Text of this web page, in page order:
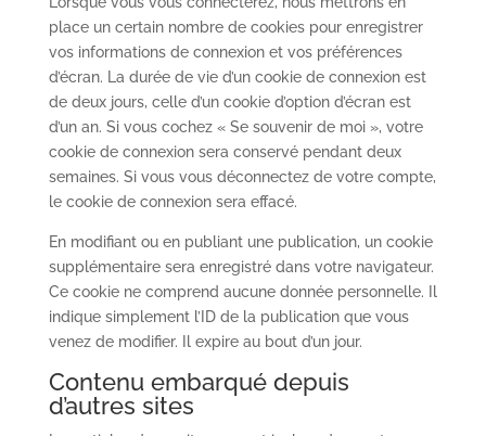
place un certain nombre de cookies pour enregistrer
vos informations de connexion et vos préférences
d’écran. La durée de vie d’un cookie de connexion est
de deux jours, celle d’un cookie d’option d’écran est
d’un an. Si vous cochez « Se souvenir de moi », votre
cookie de connexion sera conservé pendant deux
semaines. Si vous vous déconnectez de votre compte,
le cookie de connexion sera effacé.
En modifiant ou en publiant une publication, un cookie
supplémentaire sera enregistré dans votre navigateur.
Ce cookie ne comprend aucune donnée personnelle. Il
indique simplement l’ID de la publication que vous
venez de modifier. Il expire au bout d’un jour.
Contenu embarqué depuis
d’autres sites